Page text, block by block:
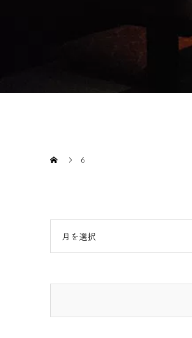
6
月を選択